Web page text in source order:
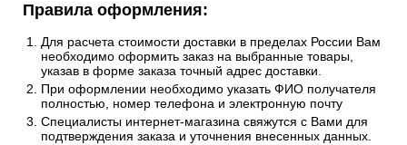
Правила оформления:
Для расчета стоимости доставки в пределах России Вам
необходимо оформить заказ на выбранные товары,
указав в форме заказа точный адрес доставки.
При оформлении необходимо указать ФИО получателя
полностью, номер телефона и электронную почту
Специалисты интернет-магазина свяжутся с Вами для
подтверждения заказа и уточнения внесенных данных.